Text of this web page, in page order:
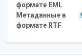
формате EML
Метаданные в
формате RTF